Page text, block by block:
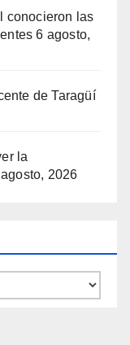
conocieron las
6 agosto,
de Taragüí
la
2026